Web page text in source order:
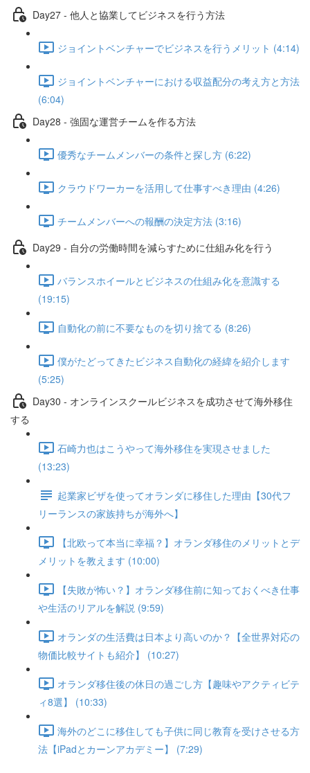
Day27 - 他人と協業してビジネスを行う方法
ジョイントベンチャーでビジネスを行うメリット (4:14)
ジョイントベンチャーにおける収益配分の考え方と方法
(6:04)
Day28 - 強固な運営チームを作る方法
優秀なチームメンバーの条件と探し方 (6:22)
クラウドワーカーを活用して仕事すべき理由 (4:26)
チームメンバーへの報酬の決定方法 (3:16)
Day29 - 自分の労働時間を減らすために仕組み化を行う
バランスホイールとビジネスの仕組み化を意識する
(19:15)
自動化の前に不要なものを切り捨てる (8:26)
僕がたどってきたビジネス自動化の経緯を紹介します
(5:25)
Day30 - オンラインスクールビジネスを成功させて海外移住
する
石崎力也はこうやって海外移住を実現させました
(13:23)
起業家ビザを使ってオランダに移住した理由【30代フ
リーランスの家族持ちが海外へ】
【北欧って本当に幸福？】オランダ移住のメリットとデ
メリットを教えます (10:00)
【失敗が怖い？】オランダ移住前に知っておくべき仕事
や生活のリアルを解説 (9:59)
オランダの生活費は日本より高いのか？【全世界対応の
物価比較サイトも紹介】 (10:27)
オランダ移住後の休日の過ごし方【趣味やアクティビテ
ィ8選】 (10:33)
海外のどこに移住しても子供に同じ教育を受けさせる方
法【iPadとカーンアカデミー】 (7:29)